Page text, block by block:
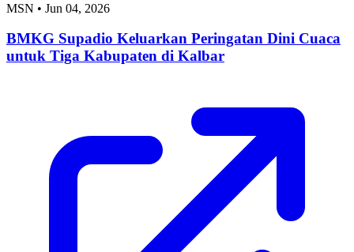
MSN • Jun 04, 2026
BMKG Supadio Keluarkan Peringatan Dini Cuaca
untuk Tiga Kabupaten di Kalbar